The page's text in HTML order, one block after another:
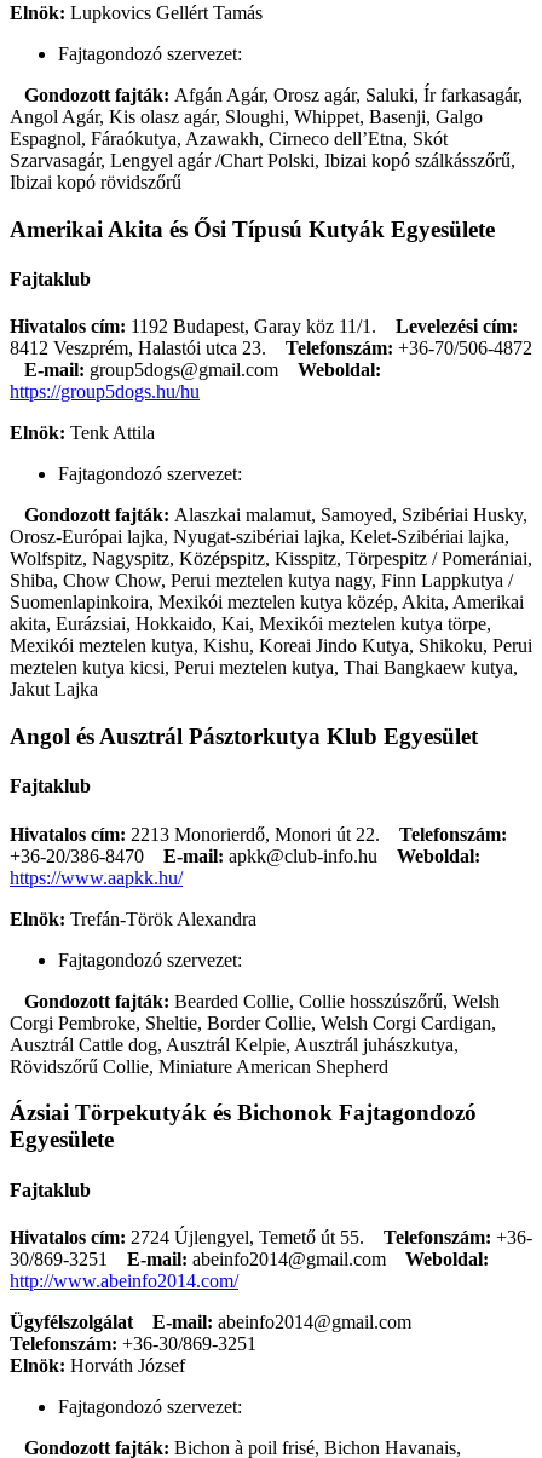
Elnök: Lupkovics Gellért Tamás
Fajtagondozó szervezet:
Gondozott fajták: Afgán Agár, Orosz agár, Saluki, Ír farkasagár,
Angol Agár, Kis olasz agár, Sloughi, Whippet, Basenji, Galgo
Espagnol, Fáraókutya, Azawakh, Cirneco dell’Etna, Skót
Szarvasagár, Lengyel agár /Chart Polski, Ibizai kopó szálkásszőrű,
Ibizai kopó rövidszőrű
Amerikai Akita és Ősi Típusú Kutyák Egyesülete
Fajtaklub
Hivatalos cím: 1192 Budapest, Garay köz 11/1. Levelezési cím:
8412 Veszprém, Halastói utca 23.
Telefonszám: +36-70/506-4872
E-mail: group5dogs@gmail.com
Weboldal:
https://group5dogs.hu/hu
Elnök: Tenk Attila
Fajtagondozó szervezet:
Gondozott fajták: Alaszkai malamut, Samoyed, Szibériai Husky,
Orosz-Európai lajka, Nyugat-szibériai lajka, Kelet-Szibériai lajka,
Wolfspitz, Nagyspitz, Középspitz, Kisspitz, Törpespitz / Pomerániai,
Shiba, Chow Chow, Perui meztelen kutya nagy, Finn Lappkutya /
Suomenlapinkoira, Mexikói meztelen kutya közép, Akita, Amerikai
akita, Eurázsiai, Hokkaido, Kai, Mexikói meztelen kutya törpe,
Mexikói meztelen kutya, Kishu, Koreai Jindo Kutya, Shikoku, Perui
meztelen kutya kicsi, Perui meztelen kutya, Thai Bangkaew kutya,
Jakut Lajka
Angol és Ausztrál Pásztorkutya Klub Egyesület
Fajtaklub
Hivatalos cím: 2213 Monorierdő, Monori út 22. Telefonszám:
+36-20/386-8470
E-mail: apkk@club-info.hu
Weboldal:
https://www.aapkk.hu/
Elnök: Trefán-Török Alexandra
Fajtagondozó szervezet:
Gondozott fajták: Bearded Collie, Collie hosszúszőrű, Welsh
Corgi Pembroke, Sheltie, Border Collie, Welsh Corgi Cardigan,
Ausztrál Cattle dog, Ausztrál Kelpie, Ausztrál juhászkutya,
Rövidszőrű Collie, Miniature American Shepherd
Ázsiai Törpekutyák és Bichonok Fajtagondozó
Egyesülete
Fajtaklub
Hivatalos cím: 2724 Újlengyel, Temető út 55. Telefonszám: +36-
30/869-3251
E-mail: abeinfo2014@gmail.com
Weboldal:
http://www.abeinfo2014.com/
Ügyfélszolgálat
E-mail: abeinfo2014@gmail.com
Telefonszám: +36-30/869-3251
Elnök: Horváth József
Fajtagondozó szervezet:
Gondozott fajták: Bichon à poil frisé, Bichon Havanais,